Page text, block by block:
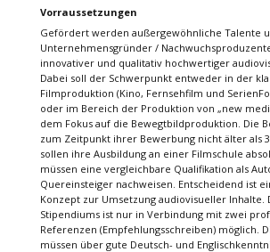
Vorraussetzungen
Gefördert werden außergewöhnliche Talente
Unternehmensgründer /
innovativer und qualitativ hochwertiger
Dabei soll der Schwerpunkt entweder in der
Filmproduktion (Kino, Fernsehfilm und
oder im Bereich der Produktion von „new
dem Fokus auf die Bewegtbildproduktion. Die
zum Zeitpunkt ihrer Bewerbung nicht älter als
sollen ihre Ausbildung an einer Filmschule
müssen eine vergleichbare Qualifikation als
Quereinsteiger nachweisen. Entscheidend ist
Konzept zur Umsetzung audiovisueller Inhalte.
Stipendiums ist nur in Verbindung mit zwei
Referenzen (Empfehlungsschreiben) möglich.
müssen über gute Deutsch- und